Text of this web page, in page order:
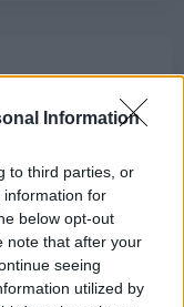
Information
to third parties, or
information for
below opt-out
note that after your
seeing
utilized by
από 100
χάσει την